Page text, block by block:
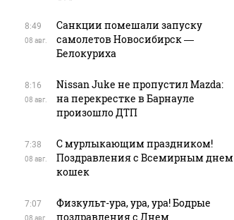
8:49
08 авг.
Санкции помешали запуску
самолетов Новосибирск —
Белокуриха
8:16
08 авг.
Nissan Juke не пропустил Mazda:
на перекрестке в Барнауле
произошло ДТП
7:38
08 авг.
С мурлыкающим праздником!
Поздравления с Всемирным днем
кошек
7:07
08 авг.
Физкульт-ура, ура, ура! Бодрые
поздравления с Днем